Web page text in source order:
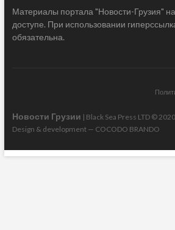
Материалы портала "Новости-Грузия"
доступе. При использовании
обязательна.
Новости Грузии | Black Sea Press LTD ©
Design & development — COCODO BRANDO